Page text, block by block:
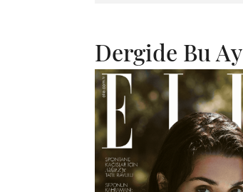
Dergide Bu Ay